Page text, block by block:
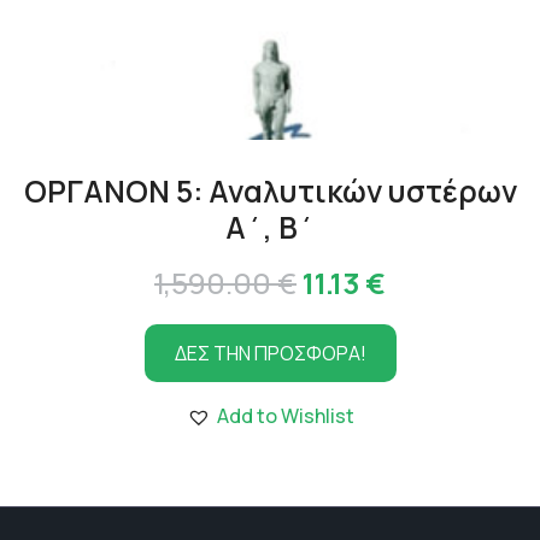
ΟΡΓΑΝΟΝ 5: Αναλυτικών υστέρων
Α΄, Β΄
1,590.00€Original
price
was:
1,590.00 €.
11.13 €
τρέχουσα
τιμή
ΔΕΣ ΤΗΝ ΠΡΟΣΦΟΡΑ!
Add to Wishlist